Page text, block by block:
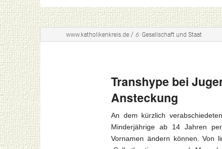
www.katholikenkreis.de / 6: Gesellschaft und Staat
Transhype bei
Ansteckung
An dem kürzlich
Minderjährige ab 14 Jahren
Vornamen ändern können. Von